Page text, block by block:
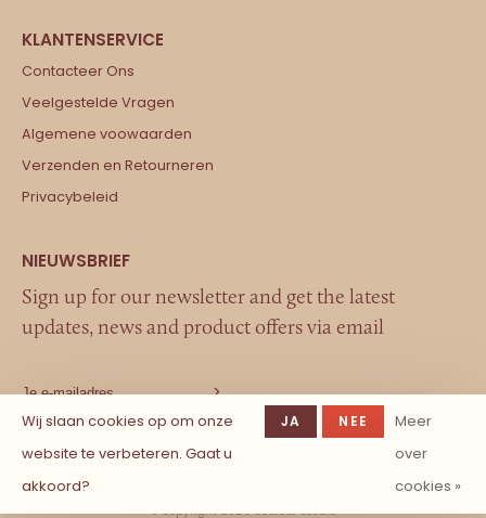
Contacteer Ons
Veelgestelde Vragen
Algemene voowaarden
Verzenden en Retourneren
Privacybeleid
Sign up for our newsletter and get the latest
updates, news and product offers via email
© Copyright 2026 Couleur Locale
Wij slaan cookies op om onze
website te verbeteren. Gaat u
akkoord?
JA NEE
Meer
over
cookies »